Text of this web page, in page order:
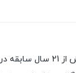
کالای چوب توسلی با